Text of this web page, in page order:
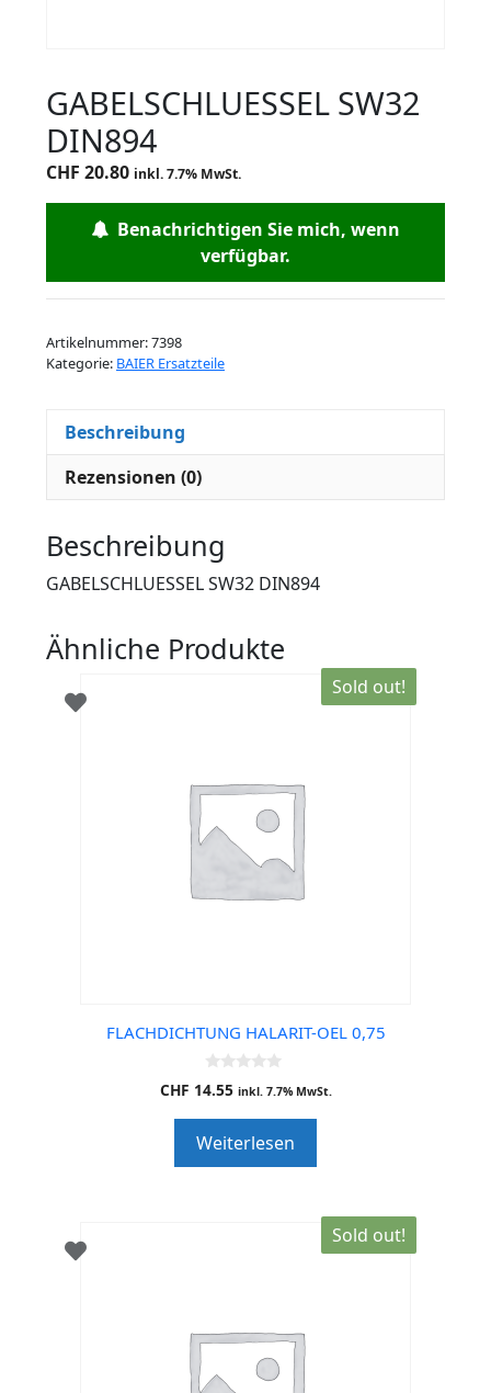
GABELSCHLUESSEL SW32
DIN894
CHF 20.80 inkl. 7.7% MwSt.
Benachrichtigen Sie mich, wenn
verfügbar.
Artikelnummer:7398
Kategorie: BAIER Ersatzteile
Beschreibung
Rezensionen (0)
Beschreibung
GABELSCHLUESSEL SW32 DIN894
Ähnliche Produkte
Sold out!
FLACHDICHTUNG HALARIT-OEL 0,75
0
o
o
f
5
CHF 14.55 inkl. 7.7% MwSt.
Weiterlesen
Sold out!